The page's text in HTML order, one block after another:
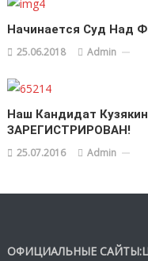
Начинается Суд Над
25.06.2018 Admin
Наш Кандидат
ЗАРЕГИСТРИРОВАН!
25.07.2016 Admin
ОФИЦИАЛЬНЫЕ